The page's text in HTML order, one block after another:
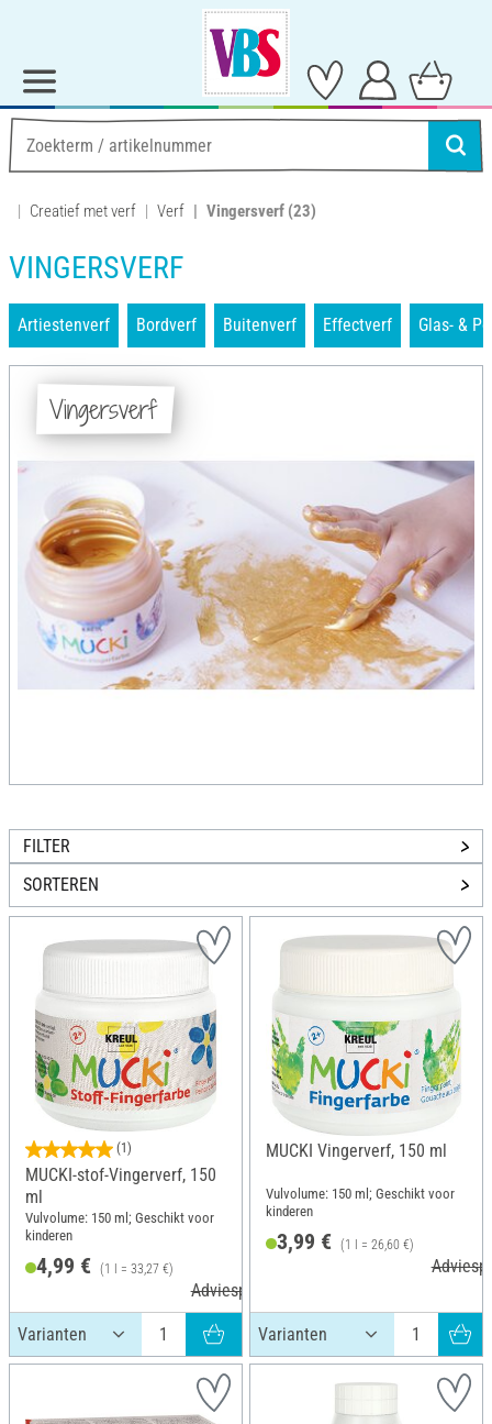
Creatief met verf Verf Vingersverf (23)
VINGERSVERF
Artiestenverf Bordverf Buitenverf Effectverf Glas- &
Vingersverf
FILTER
SORTEREN
(1)
MUCKI-stof-Vingerverf, 150
ml
Vulvolume: 150 ml; Geschikt voor
kinderen
4,99 € (1 l = 33,27 €)
Adviesprijs 5,89 €
MUCKI Vingerverf, 150 ml
Vulvolume: 150 ml; Geschikt voor
kinderen
3,99 € (1 l = 26,60 €)